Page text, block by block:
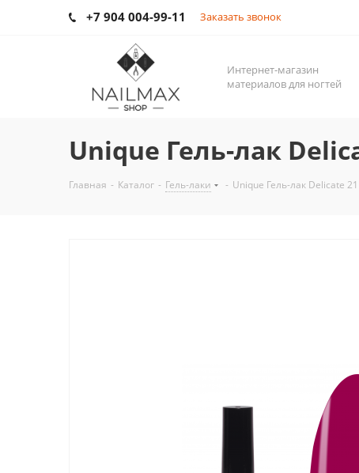
+7 904 004-99-11 Заказать звонок
Интернет-магазин
материалов для ногтей
Unique Гель-лак
Главная - Каталог - Гель-лаки - Unique Гель-лак Delicate